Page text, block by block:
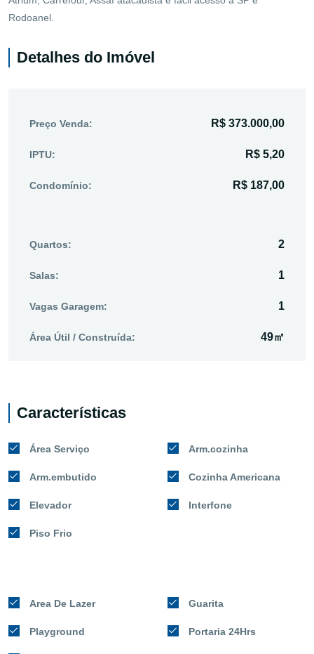
Rodoanel.
Detalhes do Imóvel
Preço Venda: R$ 373.000,00
IPTU: R$ 5,20
Condomínio: R$ 187,00
Quartos: 2
Salas: 1
Vagas Garagem: 1
Área Útil / Construída: 49㎡
Características
Área Serviço Arm.cozinha
Arm.embutido Cozinha Americana
Elevador Interfone
Piso Frio
Area De Lazer Guarita
Playground Portaria 24Hrs